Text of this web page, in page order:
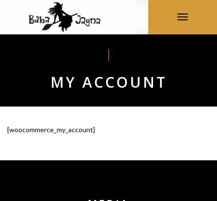
Toggle
MY ACCOUNT
[woocommerce_my_account]